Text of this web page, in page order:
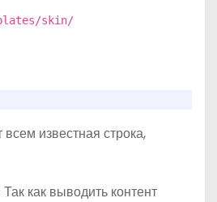
skin/
всем известная строка,
как выводить контент